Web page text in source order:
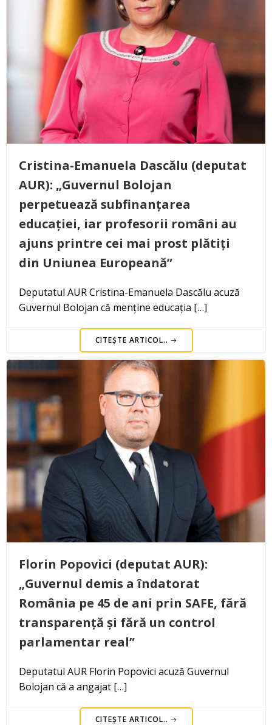
Cristina-Emanuela Dascălu (deputat
AUR): „Guvernul Bolojan
perpetuează subfinanțarea
educației, iar profesorii români au
ajuns printre cei mai prost plătiți
din Uniunea Europeană”
Deputatul AUR Cristina-Emanuela Dascălu acuză
Guvernul Bolojan că menține educația […]
CITEȘTE ARTICOL..
Florin Popovici (deputat AUR):
„Guvernul demis a îndatorat
România pe 45 de ani prin SAFE, fără
transparență și fără un control
parlamentar real”
Deputatul AUR Florin Popovici acuză Guvernul
Bolojan că a angajat […]
CITEȘTE ARTICOL..